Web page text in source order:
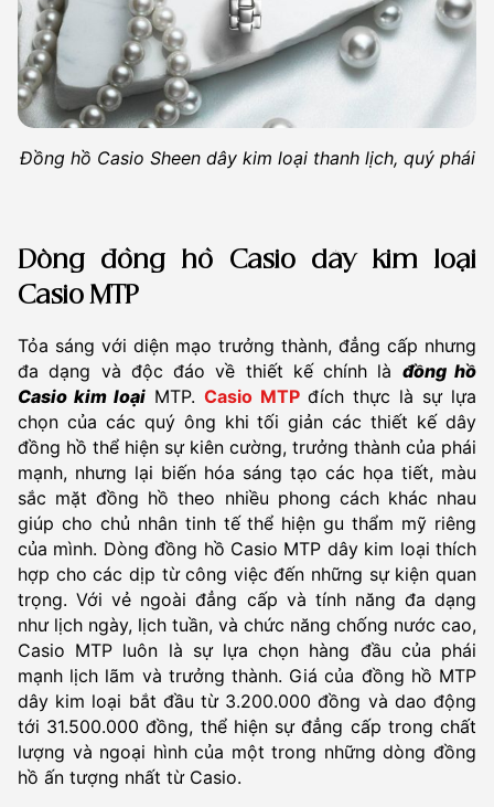
Đồng hồ Casio Sheen dây kim loại thanh lịch, quý phái
Dòng đồng hồ Casio dây kim loại
Casio MTP
Tỏa sáng với diện mạo trưởng thành, đẳng cấp nhưng
đa dạng và độc đáo về thiết kế chính là đồng hồ
Casio kim loạiMTP. Casio MTPđích thực là sự lựa
chọn của các quý ông khi tối giản các thiết kế dây
đồng hồ thể hiện sự kiên cường, trưởng thành của phái
mạnh, nhưng lại biến hóa sáng tạo các họa tiết, màu
sắc mặt đồng hồ theo nhiều phong cách khác nhau
giúp cho chủ nhân tinh tế thể hiện gu thẩm mỹ riêng
của mình. Dòng đồng hồ Casio MTP dây kim loại thích
hợp cho các dịp từ công việc đến những sự kiện quan
trọng. Với vẻ ngoài đẳng cấp và tính năng đa dạng
như lịch ngày, lịch tuần, và chức năng chống nước cao,
Casio MTP luôn là sự lựa chọn hàng đầu của phái
mạnh lịch lãm và trưởng thành. Giá của đồng hồ MTP
dây kim loại bắt đầu từ 3.200.000 đồng và dao động
tới 31.500.000 đồng, thể hiện sự đẳng cấp trong chất
lượng và ngoại hình của một trong những dòng đồng
hồ ấn tượng nhất từ Casio.